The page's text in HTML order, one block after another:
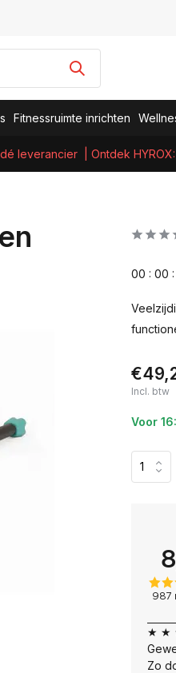
Fitnessruimte inrichten
dé leverancier | Ontdek
00 : 00 :
Incl. btw
Voor
★ ★
Zo